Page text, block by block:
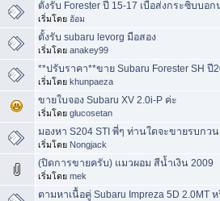
ตั้งรับ Forester ปี 15-17 เบื่อส่งกระซิบบอก
เริ่มโดย อัอม
ตั้งรับ subaru levorg มือสอง
เริ่มโดยanakey99
**ปรับราคา**ขาย Subaru Forester SH ปี
เริ่มโดยkhunpaeza
ขายใบจอง Subaru XV 2.0i-P ค่ะ
เริ่มโดยglucosetan
มองหา S204 STI พี่ๆ ท่านใดจะขายรบก
เริ่มโดย Nongjack
(ปิดการขายครับ) แมวผอม สีน้ำเงิน 2009
เริ่มโดยmek
ตามหาเนื้อคู่ Subaru Impreza 5D 2.0MT